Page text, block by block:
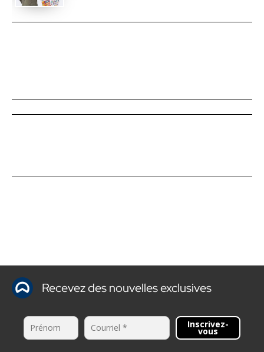
Recevez des nouvelles exclusives
Inscrivez-
vous